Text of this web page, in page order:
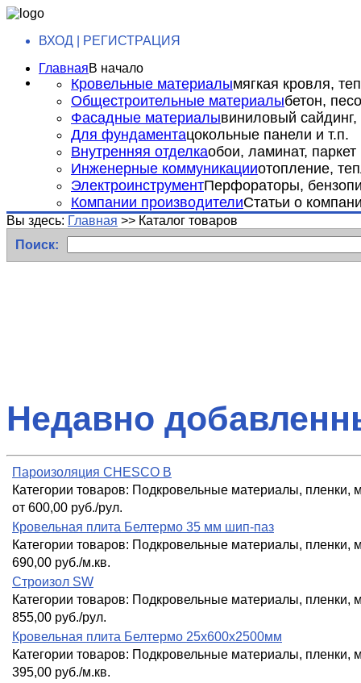
ВХОД | РЕГИСТРАЦИЯ
ГлавнаяВ начало
Кровельные материалымягкая кровля,
Общестроительные материалыбетон,
Фасадные материалывиниловый сайдинг,
Для фундаментацокольные панели и т.п.
Внутренняя отделкаобои, ламинат, паркет
Инженерные коммуникацииотопление,
ЭлектроинструментПерфораторы,
Компании производителиСтатьи о
Вы здесь: Главная >> Каталог товаров
Поиск:
Недавно
Пароизоляция CHESCO B
Категории товаров: Подкровельные материалы, пленки,
от 600,00 руб./рул.
Кровельная плита Белтермо 35 мм шип-паз
Категории товаров: Подкровельные материалы, пленки,
690,00 руб./м.кв.
Строизол SW
Категории товаров: Подкровельные материалы, пленки,
855,00 руб./рул.
Кровельная плита Белтермо 25х600х2500мм
Категории товаров: Подкровельные материалы, пленки,
395,00 руб./м.кв.